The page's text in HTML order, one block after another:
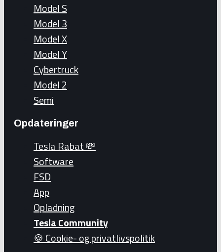
Model S
Model 3
Model X
Model Y
Cybertruck
Model 2
Semi
Opdateringer
Tesla Rabat 💸
Software
FSD
App
Opladning
Tesla Community
🍪 Cookie- og privatlivspolitik